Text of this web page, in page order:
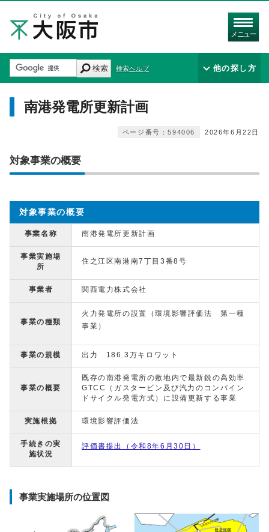
メニュー
検索 検索ヘルプ 他の探し方
南港発電所更新計画
2026年6月22日
ページ番号：594006
対象事業の概要
対象事業の概要
事業名称 南港発電所更新計画
事業実施場
所
住之江区南港南7丁目3番8号
事業者 関西電力株式会社
事業の種類
火力発電所の設置（環境影響評価法 第一種
事業）
事業の規模 出力 186.3万キロワット
事業の概要
既存の南港発電所の敷地内で最新鋭の高効率
GTCC（ガスタービン及び汽力のコンバイン
ドサイクル発電方式）に設備更新する事業
実施根拠 環境影響評価法
手続きの実
施状況
評価書提出（令和8年6月30日）
事業実施場所の位置図